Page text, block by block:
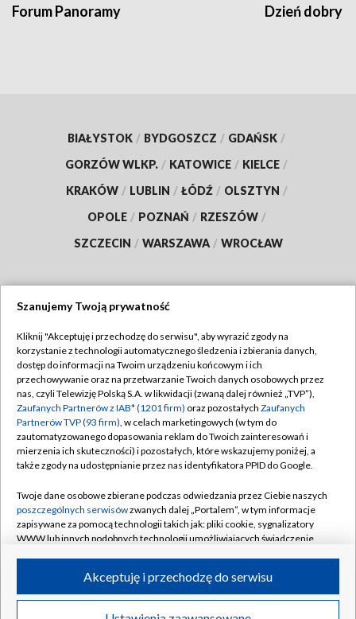
Forum Panoramy Dzień dobry
BIAŁYSTOK / BYDGOSZCZ / GDAŃSK /
GORZÓW WLKP. / KATOWICE / KIELCE /
KRAKÓW / LUBLIN / ŁÓDŹ / OLSZTYN /
OPOLE / POZNAŃ / RZESZÓW /
SZCZECIN / WARSZAWA / WROCŁAW
TVP
Abonament TVP
Emisja w TVP
Centrum informacji TVP
Naziemna Telewizja Cyfrowa
Rada Programowa
System NOS
Informacje o nadawcy
Program dla prasy
Regulamin TVP
Polityka prywatności
Moje zgody
Pomoc
Kontakt
Kanały
©2026 Telewizja Polska S.A. w likwidacji
Szanujemy Twoją prywatność
Kliknij "Akceptuję i przechodzę do serwisu", aby wyrazić zgody na
korzystanie z technologii automatycznego śledzenia i zbierania danych,
dostęp do informacji na Twoim urządzeniu końcowym i ich
przechowywanie oraz na przetwarzanie Twoich danych osobowych przez
nas, czyli Telewizję Polską S.A. w likwidacji (zwaną dalej również „TVP”),
Zaufanych Partnerów z IAB* (1201 firm) oraz pozostałych Zaufanych
Partnerów TVP (93 firm), w celach marketingowych (w tym do
zautomatyzowanego dopasowania reklam do Twoich zainteresowań i
mierzenia ich skuteczności) i pozostałych, które wskazujemy poniżej, a
także zgody na udostępnianie przez nas identyfikatora PPID do Google.
Twoje dane osobowe zbierane podczas odwiedzania przez Ciebie naszych
poszczególnych serwisówzwanych dalej „Portalem”, w tym informacje
zapisywane za pomocą technologii takich jak: pliki cookie, sygnalizatory
WWW lub innych podobnych technologii umożliwiających świadczenie
ruchu w Internecie.
Twoje dane osobowe zbierane podczas odwiedzania przez Ciebie
Akceptuję i przechodzę do serwisu